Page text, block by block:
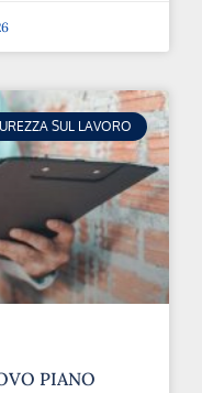
SUL LAVORO
PIANO